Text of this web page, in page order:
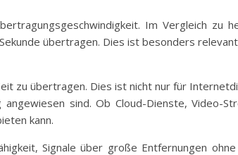
Im Vergleich zu
übertragen. Dies ist besonders
zu übertragen. Dies ist nicht nur für
sind. Ob Cloud-Dienste, Video-
kann.
Signale über große Entfernungen ohne